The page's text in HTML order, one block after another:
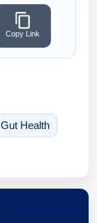
Copy Link
Gut Health